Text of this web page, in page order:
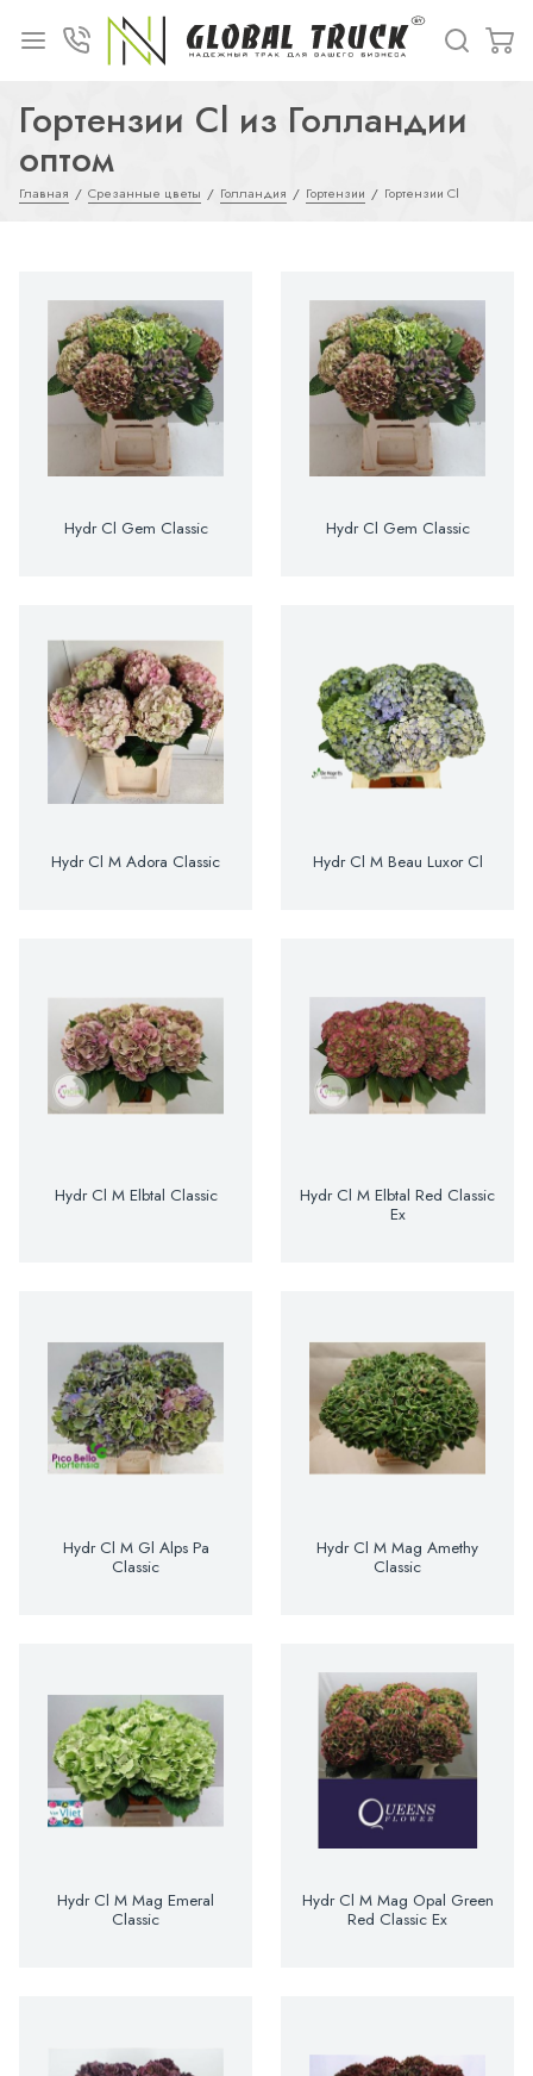
Гортензии Cl из Голландии
оптом
Главная Срезанные цветы Голландия Гортензии Гортензии Cl
Hydr Cl Gem Classic Hydr Cl Gem Classic
Hydr Cl M Adora Classic Hydr Cl M Beau Luxor Cl
Hydr Cl M Elbtal Classic
Hydr Cl M Elbtal Red Classic
Ex
Hydr Cl M Gl Alps Pa
Classic
Hydr Cl M Mag Amethy
Classic
Hydr Cl M Mag Emeral
Classic
Hydr Cl M Mag Opal Green
Red Classic Ex